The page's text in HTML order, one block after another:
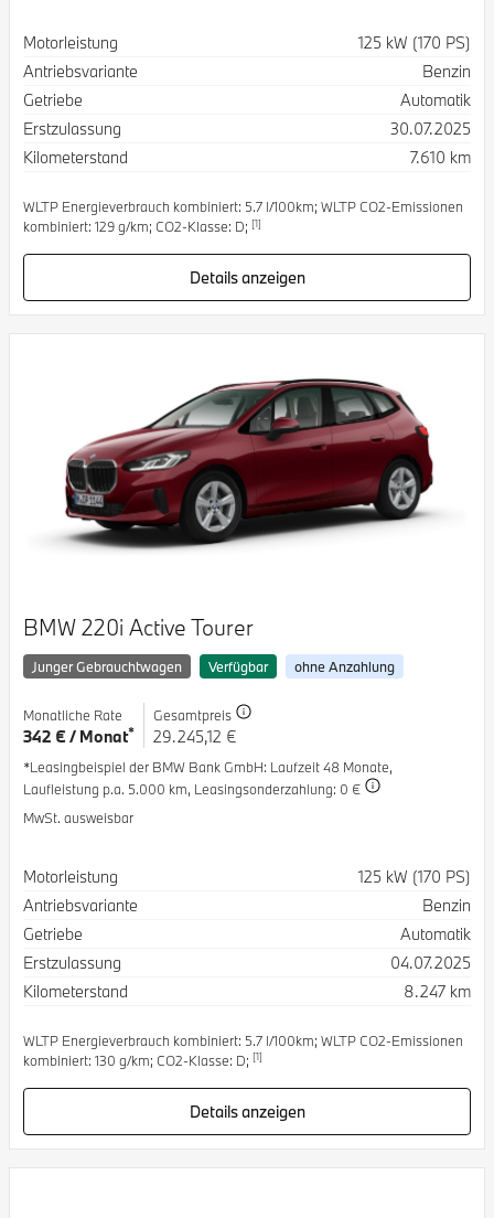
Spezifikation
Motorleistung
125 kW (170 PS)
Antriebsvariante
Benzin
Getriebe
Automatik
Erstzulassung
30.07.2025
Kilometerstand
7.610 km
WLTP Energieverbrauch kombiniert: 5.7 l/100km; WLTP CO2-Emissionen
kombiniert: 129 g/km; CO2-Klasse: D; [1]
Details anzeigen
BMW 220i Active Tourer
Junger Gebrauchtwagen Verfügbar ohne Anzahlung
Monatliche Rate
342 € / Monat*
Gesamtpreis
29.245,12 €
*Leasingbeispiel der BMW Bank GmbH: Laufzeit 48 Monate,
Laufleistung p.a. 5.000 km, Leasingsonderzahlung: 0 €
MwSt. ausweisbar
Spezifikation
Motorleistung
125 kW (170 PS)
Antriebsvariante
Benzin
Getriebe
Automatik
Erstzulassung
04.07.2025
Kilometerstand
8.247 km
WLTP Energieverbrauch kombiniert: 5.7 l/100km; WLTP CO2-Emissionen
kombiniert: 130 g/km; CO2-Klasse: D; [1]
Details anzeigen